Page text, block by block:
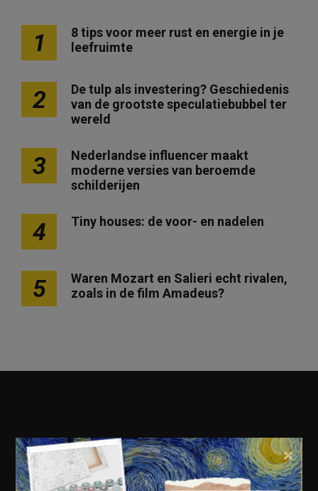
1
8 tips voor meer rust en energie in je
leefruimte
2
De tulp als investering? Geschiedenis
van de grootste speculatiebubbel ter
wereld
3
Nederlandse influencer maakt
moderne versies van beroemde
schilderijen
4 Tiny houses: de voor- en nadelen
5
Waren Mozart en Salieri echt rivalen,
zoals in de film Amadeus?
Geschiedenis
×